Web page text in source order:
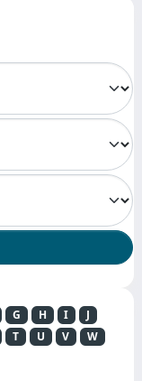
G H I
J
T U V
W